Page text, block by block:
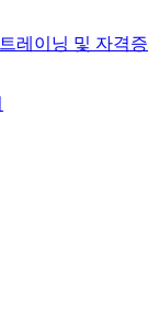
레이닝 및 자격증